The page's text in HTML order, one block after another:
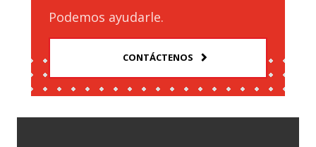
Podemos ayudarle.
CONTÁCTENOS